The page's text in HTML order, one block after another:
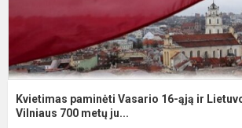
Kvietimas paminėti Vasario 16-ąją ir
Vilniaus 700 metų ju...